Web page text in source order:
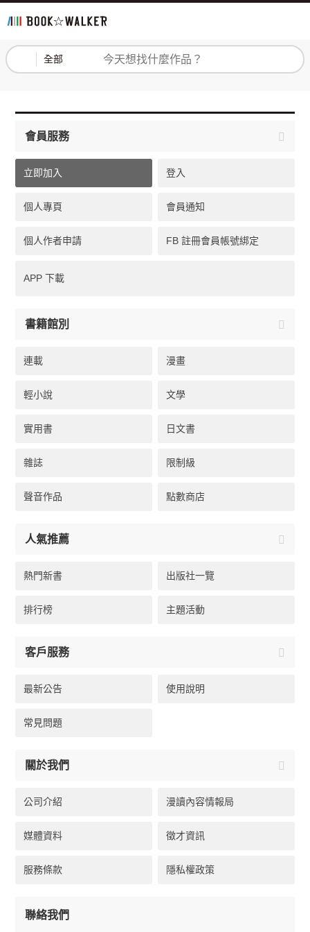
全部 登入 註冊
會員服務
立即加入 登入
個人專頁 會員通知
個人作者申請 FB 註冊會員帳號綁定
APP 下載
書籍館別
連載 漫畫
輕小說 文學
實用書 日文書
雜誌 限制級
聲音作品 點數商店
人氣推薦
熱門新書 出版社一覽
排行榜 主題活動
客戶服務
最新公告 使用說明
常見問題
關於我們
公司介紹 漫讀內容情報局
媒體資料 徵才資訊
服務條款 隱私權政策
聯絡我們